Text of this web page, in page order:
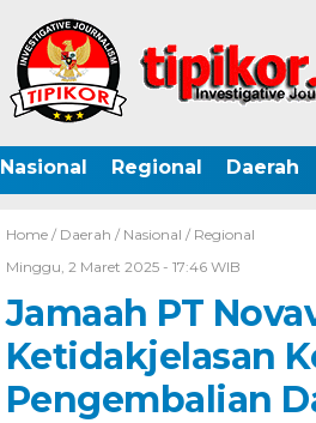
Nasional Regional Daerah
Home / Daerah / Nasional / Regional
Minggu, 2 Maret 2025 - 17:46 WIB
Jamaah PT
Ketidakjelasan
Pengembalian